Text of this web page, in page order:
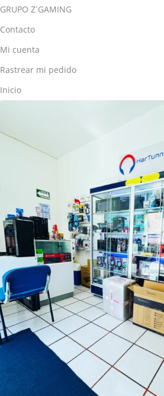
GRUPO Z´GAMING
Contacto
Mi cuenta
Rastrear mi pedido
Inicio